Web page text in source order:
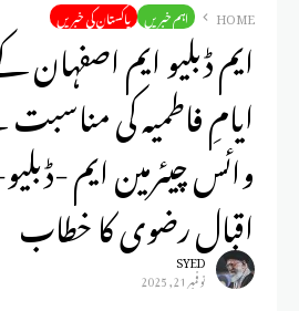
HOME اہم خبریں پاکستان کی خبریں
ایم ڈبلیو ایم اصفہان
ایامِ فاطمیہ کی
وائس چیئرمین ایم -
اقبال رضوی کا خطاب
SYED
نوفمبر 21, 2025